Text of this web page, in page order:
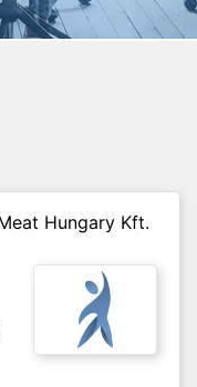
Hungary Kft.